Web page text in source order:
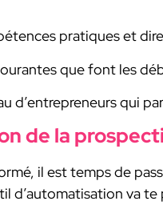
pratiques et
que font les
d’entrepreneurs qui
de la
il est temps de
d’automatisation va